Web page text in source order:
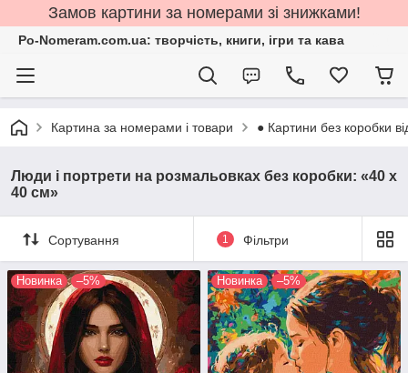
Замов картини за номерами зі знижками!
Po-Nomeram.com.ua: творчість, книги, ігри та кава
Картина за номерами і товари ● Картини без коробки
Люди і портрети на розмальовках без коробки: «40 х
40 см»
Сортування 1 Фільтри
Новинка –5% Новинка –5%